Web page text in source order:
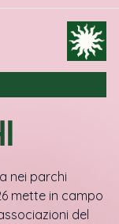
nei parchi
mette in campo
del